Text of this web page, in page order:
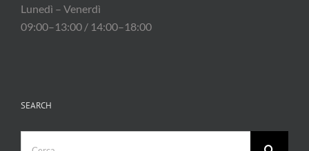
Lunedì – Venerdì
09:00–13:00 / 14:00–18:00
SEARCH